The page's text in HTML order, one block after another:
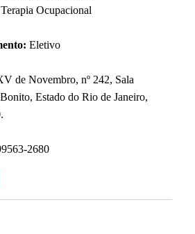
Ocupacional
Eletivo
de Novembro, nº 242, Sala
Estado do Rio de Janeiro,
2680